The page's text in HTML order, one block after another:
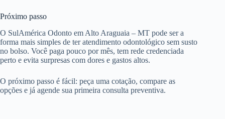
Próximo passo
O SulAmérica Odonto em Alto Araguaia – MT pode ser a
forma mais simples de ter atendimento odontológico sem susto
no bolso. Você paga pouco por mês, tem rede credenciada
perto e evita surpresas com dores e gastos altos.
O próximo passo é fácil: peça uma cotação, compare as
opções e já agende sua primeira consulta preventiva.